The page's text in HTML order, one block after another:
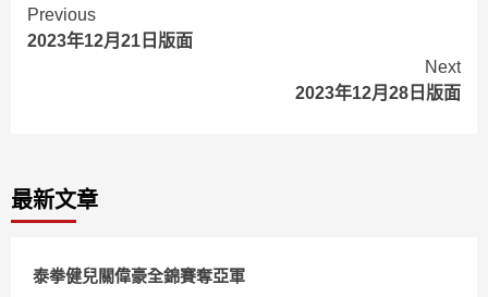
Continue
Reading
Previous
2023年12月21日版面
Next
2023年12月28日版面
最新文章
泰拳健兒關偉豪全錦賽奪亞軍